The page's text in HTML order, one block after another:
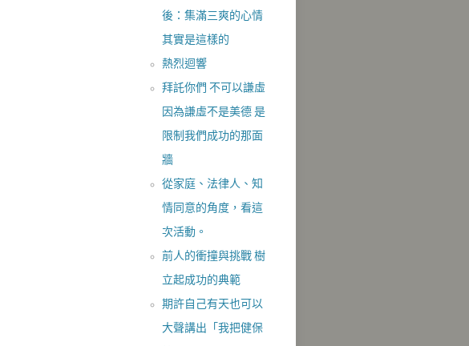
後：集滿三爽的心情
其實是這樣的
熱烈迴響
拜託你們 不可以謙虛
因為謙虛不是美德 是
限制我們成功的那面
牆
從家庭、法律人、知
情同意的角度，看這
次活動。
前人的衝撞與挑戰 樹
立起成功的典範
期許自己有天也可以
大聲講出「我把健保